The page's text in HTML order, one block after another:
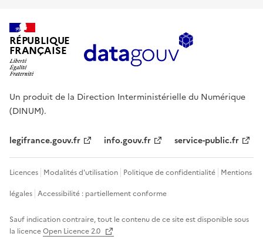
RÉPUBLIQUE
FRANÇAISE
Un produit de la Direction Interministérielle du Numérique
(DINUM).
legifrance.gouv.fr info.gouv.fr service-public.fr
Licences Modalités d'utilisation Politique de confidentialité Mentions
légales Accessibilité : partiellement conforme
Sauf indication contraire, tout le contenu de ce site est disponible sous
la licenceOpen Licence 2.0